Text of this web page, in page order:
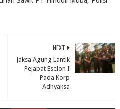
NEXT
Jaksa Agung Lantik
Pejabat Eselon I
Pada Korp
Adhyaksa